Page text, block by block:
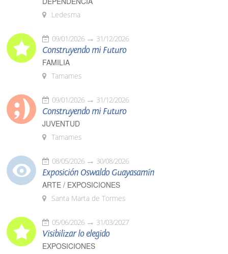
Ledesma
09/01/2026 31/12/2026
Construyendo mi Futuro
FAMILIA
Tamames
09/01/2026 31/12/2026
Construyendo mi Futuro
JUVENTUD
Tamames
08/05/2026 30/08/2026
Exposición Oswaldo Guayasamín
ARTE / EXPOSICIONES
Santa Marta de Tormes
05/06/2026 31/03/2027
Visibilizar lo elegido
EXPOSICIONES